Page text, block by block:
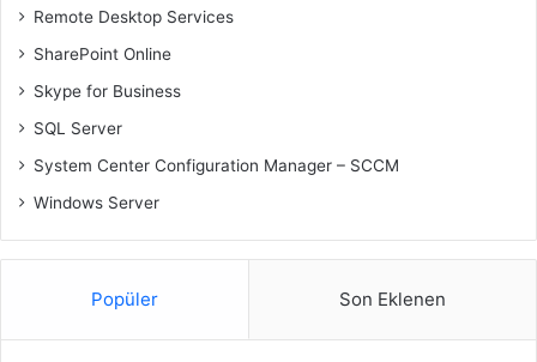
Remote Desktop Services
SharePoint Online
Skype for Business
SQL Server
System Center Configuration Manager – SCCM
Windows Server
Popüler Son Eklenen